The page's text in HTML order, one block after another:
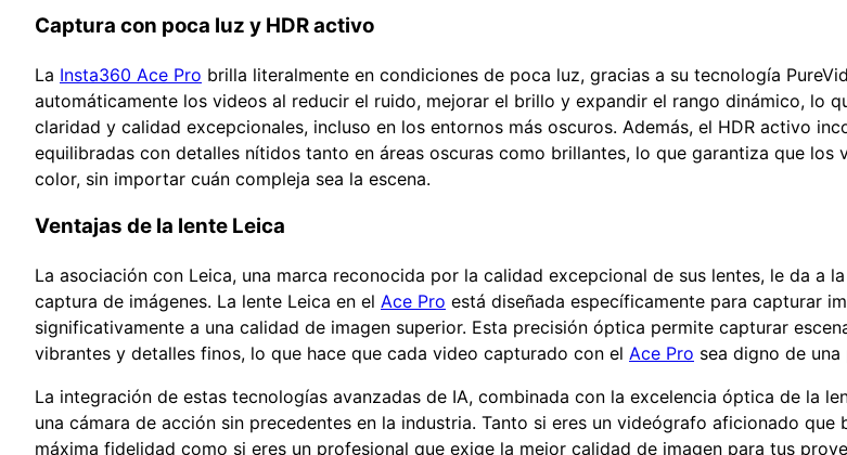
Captura con poca luz y HDR activo
La Insta360 Ace Pro brilla literalmente en condiciones de poca luz, gracias a su tecnología
automáticamente los videos al reducir el ruido, mejorar el brillo y expandir el rango dinámico, lo
claridad y calidad excepcionales, incluso en los entornos más oscuros. Además, el HDR activo
equilibradas con detalles nítidos tanto en áreas oscuras como brillantes, lo que garantiza que los
color, sin importar cuán compleja sea la escena.
Ventajas de la lente Leica
La asociación con Leica, una marca reconocida por la calidad excepcional de sus lentes, le da a la
captura de imágenes. La lente Leica en el Ace Pro está diseñada específicamente para capturar
significativamente a una calidad de imagen superior. Esta precisión óptica permite capturar
vibrantes y detalles finos, lo que hace que cada video capturado con el Ace Pro sea digno de
La integración de estas tecnologías avanzadas de IA, combinada con la excelencia óptica de la
una cámara de acción sin precedentes en la industria. Tanto si eres un videógrafo aficionado
máxima fidelidad como si eres un profesional que exige la mejor calidad de imagen para tus